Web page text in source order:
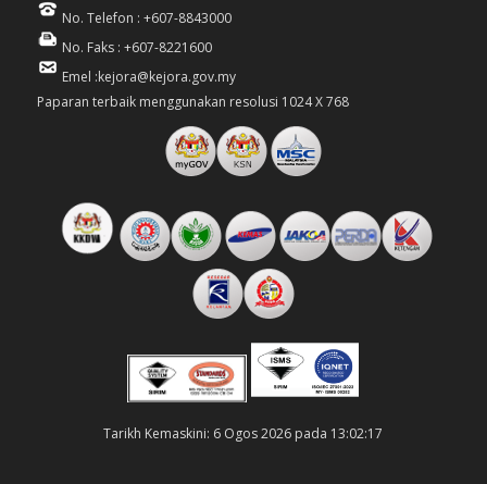
No. Telefon : +607-8843000
No. Faks : +607-8221600
Emel :kejora@kejora.gov.my
Paparan terbaik menggunakan resolusi 1024 X 768
Tarikh Kemaskini: 6 Ogos 2026 pada 13:02:17